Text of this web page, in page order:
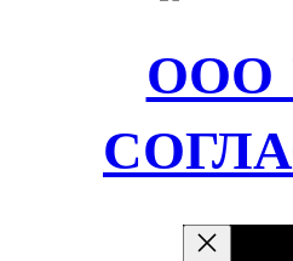
ООО